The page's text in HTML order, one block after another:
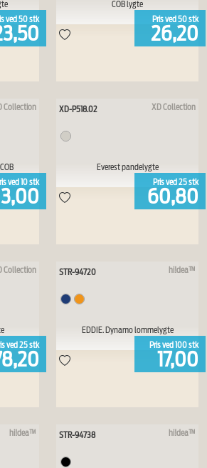
ved 50stk
COB lygte
Pris ved 50stk
26,20
Collection
ved 10stk
XD Collection
XD-P518.02
Everest pandelygte
Pris ved 25stk
60,80
Collection
ved 25stk
hi!dea™
STR-94720
EDDIE. Dynamo lommelygte
Pris ved 100stk
17,00
hi!dea™ hi!dea™
STR-94738